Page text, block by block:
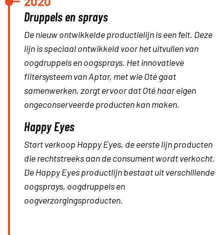
Druppels en sprays
De nieuw ontwikkelde productielijn is een feit. Deze
lijn is speciaal ontwikkeld voor het uitvullen van
oogdruppels en oogsprays. Het innovatieve
filtersysteem van Aptar, met wie Oté gaat
samenwerken, zorgt ervoor dat Oté haar eigen
ongeconserveerde producten kan maken.
Happy Eyes
Start verkoop Happy Eyes, de eerste lijn producten
die rechtstreeks aan de consument wordt verkocht.
De Happy Eyes productlijn bestaat uit verschillende
oogsprays, oogdruppels en
oogverzorgingsproducten.